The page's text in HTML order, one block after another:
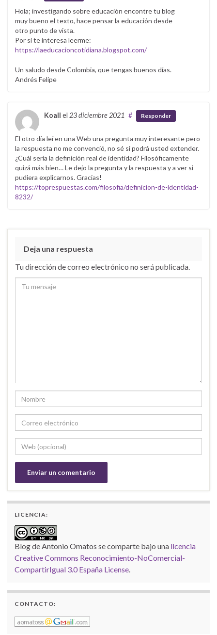
Hola; investigando sobre educación encontre tu blog
muy bueno el texto, hace pensar la educación desde
otro punto de vista.
Por si te interesa leerme:
https://laeducacioncotidiana.blogspot.com/
Un saludo desde Colombia, que tengas buenos días.
Andrés Felipe
Koall el 23 diciembre 2021 # Responder
El otro día leí en una Web una pregunta muy interesante pero
la respuesta no me convenció, no sé si podrá usted extender.
¿Cuál sería la definición real de identidad? Filosóficamente
quizá más bien… Le dejo la pregunta y la respuesta y a ver si
pudiera explicarnos. Gracias!
https://toprespuestas.com/filosofia/definicion-de-identidad-
8232/
Deja una respuesta
Tu dirección de correo electrónico no será publicada.
LICENCIA:
Blog de Antonio Omatos se comparte bajo una licencia
Creative Commons Reconocimiento-NoComercial-
CompartirIgual 3.0 España License.
CONTACTO: